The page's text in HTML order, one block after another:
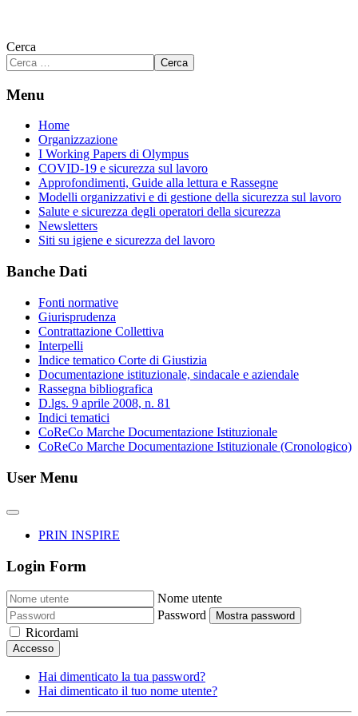
Cerca
Cerca
Menu
Home
Organizzazione
I Working Papers di Olympus
COVID-19 e sicurezza sul lavoro
Approfondimenti, Guide alla lettura e Rassegne
Modelli organizzativi e di gestione della sicurezza sul lavoro
Salute e sicurezza degli operatori della sicurezza
Newsletters
Siti su igiene e sicurezza del lavoro
Banche Dati
Fonti normative
Giurisprudenza
Contrattazione Collettiva
Interpelli
Indice tematico Corte di Giustizia
Documentazione istituzionale, sindacale e aziendale
Rassegna bibliografica
D.lgs. 9 aprile 2008, n. 81
Indici tematici
CoReCo Marche Documentazione Istituzionale
CoReCo Marche Documentazione Istituzionale (Cronologico)
User Menu
PRIN INSPIRE
Login Form
Nome utente
Password
Mostra password
Ricordami
Accesso
Hai dimenticato la tua password?
Hai dimenticato il tuo nome utente?